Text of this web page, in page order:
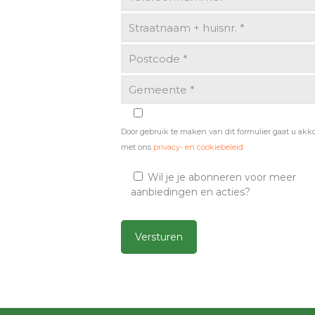
Door gebruik te maken van dit formulier gaat u
met ons privacy- en cookiebeleid
Wil je je abonneren voor meer
aanbiedingen en acties?